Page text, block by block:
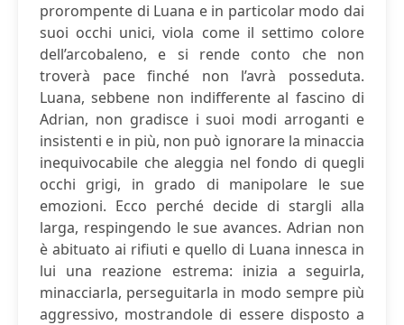
prorompente di Luana e in particolar modo dai
suoi occhi unici, viola come il settimo colore
dell’arcobaleno, e si rende conto che non
troverà pace finché non l’avrà posseduta.
Luana, sebbene non indifferente al fascino di
Adrian, non gradisce i suoi modi arroganti e
insistenti e in più, non può ignorare la minaccia
inequivocabile che aleggia nel fondo di quegli
occhi grigi, in grado di manipolare le sue
emozioni. Ecco perché decide di stargli alla
larga, respingendo le sue avances. Adrian non
è abituato ai rifiuti e quello di Luana innesca in
lui una reazione estrema: inizia a seguirla,
minacciarla, perseguitarla in modo sempre più
aggressivo, mostrandole di essere disposto a